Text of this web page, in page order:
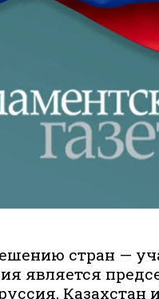
стран —
является
Казахстан